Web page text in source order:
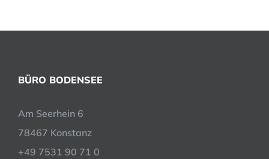
BÜRO BODENSEE
Am Seerhein 6
78467 Konstanz
+49 7531 90 71 0